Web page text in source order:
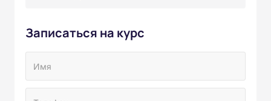
Записаться на курс